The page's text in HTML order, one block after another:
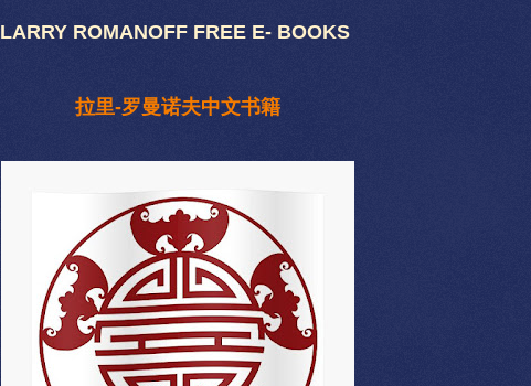
LARRY ROMANOFF FREE E- BOOKS
拉里-罗曼诺夫中文书籍